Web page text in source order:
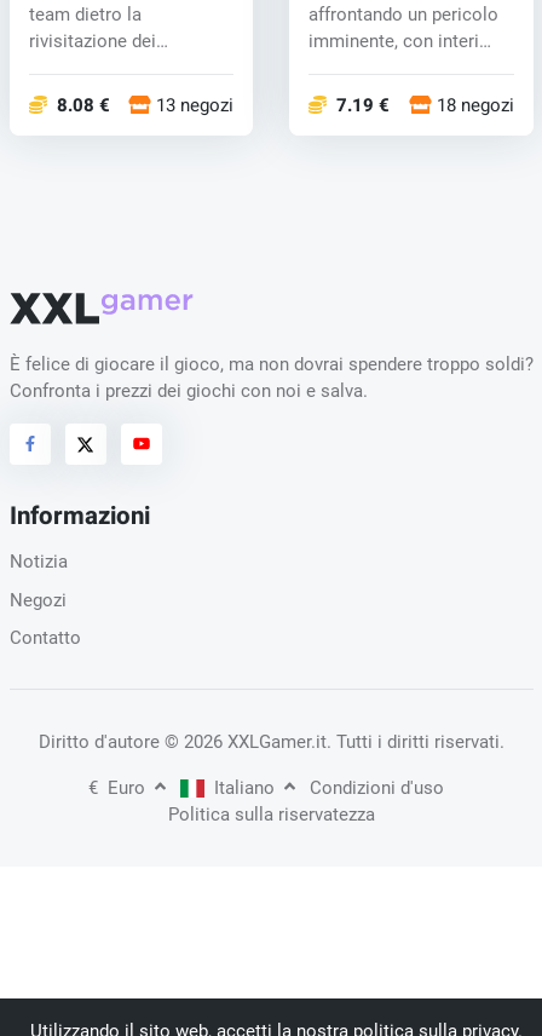
team dietro la
rivisitazione dei
8.08 € 13 negozi
affrontando un pericolo
imminente, con interi
7.19 € 18 negozi
È felice di giocare il gioco, ma non dovrai spendere troppo soldi?
Confronta i prezzi dei giochi con noi e salva.
Informazioni
Notizia
Negozi
Contatto
Diritto d'autore © 2026 XXLGamer.it. Tutti i diritti riservati.
€ Euro Italiano
Condizioni d'uso
Politica sulla riservatezza
Utilizzando il sito web, accetti la nostra politica sulla privacy.